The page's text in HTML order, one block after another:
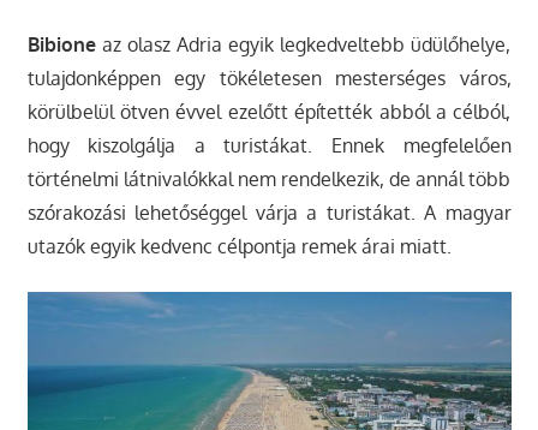
Bibioneaz olasz Adria egyik legkedveltebb üdülőhelye,
tulajdonképpen egy tökéletesen mesterséges város,
körülbelül ötven évvel ezelőtt építették abból a célból,
hogy kiszolgálja a turistákat. Ennek megfelelően
történelmi látnivalókkal nem rendelkezik, de annál több
szórakozási lehetőséggel várja a turistákat. A magyar
utazók egyik kedvenc célpontja remek árai miatt.